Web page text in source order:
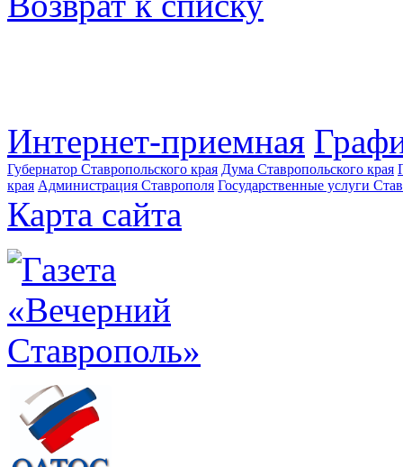
Интернет-приемная
Губернатор Ставропольского края Дума Ставропольского края
края Администрация Ставрополя Государственные услуги
Карта сайта